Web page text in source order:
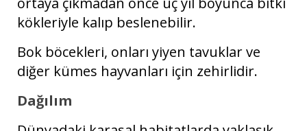
kökleriyle kalıp beslenebilir.
Bok böcekleri, onları yiyen tavuklar ve
diğer kümes hayvanları için zehirlidir.
Dağılım